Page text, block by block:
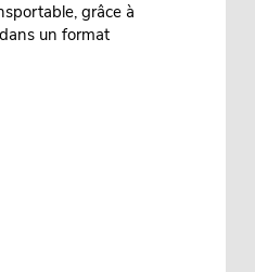
grâce à
un format